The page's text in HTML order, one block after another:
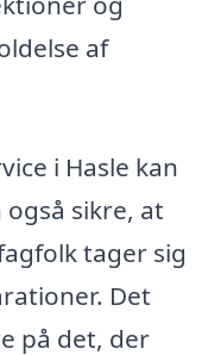
af
i Hasle kan
sikre, at
tager sig
Det
på det, der